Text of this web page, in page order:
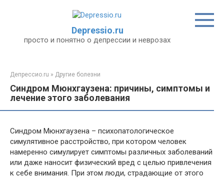
Depressio.ru
просто и понятно о депрессии и неврозах
Депрессио.ru » Другие болезни
Синдром Мюнхгаузена: причины, симптомы и
лечение этого заболевания
Синдром Мюнхгаузена – психопатологическое
симулятивное расстройство, при котором человек
намеренно симулирует симптомы различных заболеваний
или даже наносит физический вред с целью привлечения
к себе внимания. При этом люди, страдающие от этого